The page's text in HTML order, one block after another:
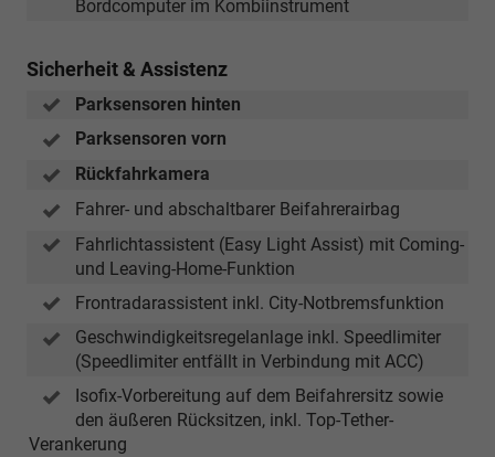
Bordcomputer im Kombiinstrument
Sicherheit & Assistenz
Parksensoren hinten
Parksensoren vorn
Rückfahrkamera
Fahrer- und abschaltbarer Beifahrerairbag
Fahrlichtassistent (Easy Light Assist) mit Coming-
und Leaving-Home-Funktion
Frontradarassistent inkl. City-Notbremsfunktion
Geschwindigkeitsregelanlage inkl. Speedlimiter
(Speedlimiter entfällt in Verbindung mit ACC)
Isofix-Vorbereitung auf dem Beifahrersitz sowie
den äußeren Rücksitzen, inkl. Top-Tether-
Verankerung